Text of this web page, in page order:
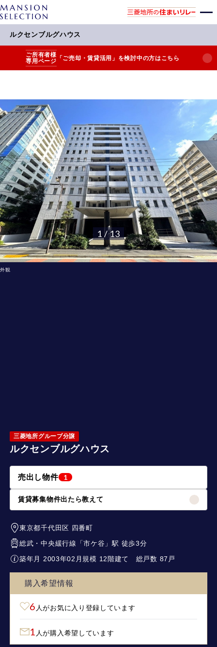
ルクセンブルグハウス
ご所有者様
専用ページ 「ご売却・賃貸活用」を検討中の方はこちら
外観
1 / 13
三菱地所グループ分譲
ルクセンブルグハウス
売出し物件 1
賃貸募集物件出たら教えて
東京都千代田区 四番町
総武・中央緩行線
「市ケ谷 」駅 徒歩3分
築年月 2003年02月規模 12階建て 総戸数 87戸
購入希望情報
6 人がお気に入り登録しています
1 人が購入希望しています